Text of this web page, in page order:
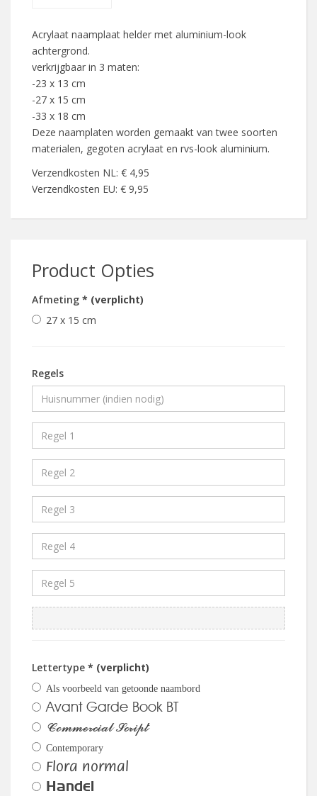
Acrylaat naamplaat helder met aluminium-look
achtergrond.
verkrijgbaar in 3 maten:
-23 x 13 cm
-27 x 15 cm
-33 x 18 cm
Deze naamplaten worden gemaakt van twee soorten
materialen, gegoten acrylaat en rvs-look aluminium.
Verzendkosten NL: € 4,95
Verzendkosten EU: € 9,95
Product Opties
Afmeting * (verplicht)
27 x 15 cm
Regels
Lettertype * (verplicht)
Als voorbeeld van getoonde naambord
Avant Garde Book BT
Commercial Script
Contemporary
Flora normal
Handel